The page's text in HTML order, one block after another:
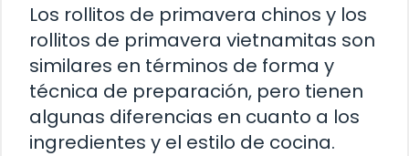
Los rollitos de primavera chinos y los
rollitos de primavera vietnamitas son
similares en términos de forma y
técnica de preparación, pero tienen
algunas diferencias en cuanto a los
ingredientes y el estilo de cocina.